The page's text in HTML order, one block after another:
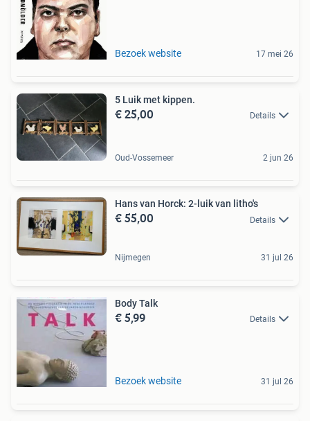
Bezoek website 17 mei 26
5 Luik met kippen.
€ 25,00 Details
Oud-Vossemeer 2 jun 26
Hans van Horck: 2-luik van litho's
€ 55,00 Details
Nijmegen 31 jul 26
Body Talk
€ 5,99 Details
Bezoek website 31 jul 26